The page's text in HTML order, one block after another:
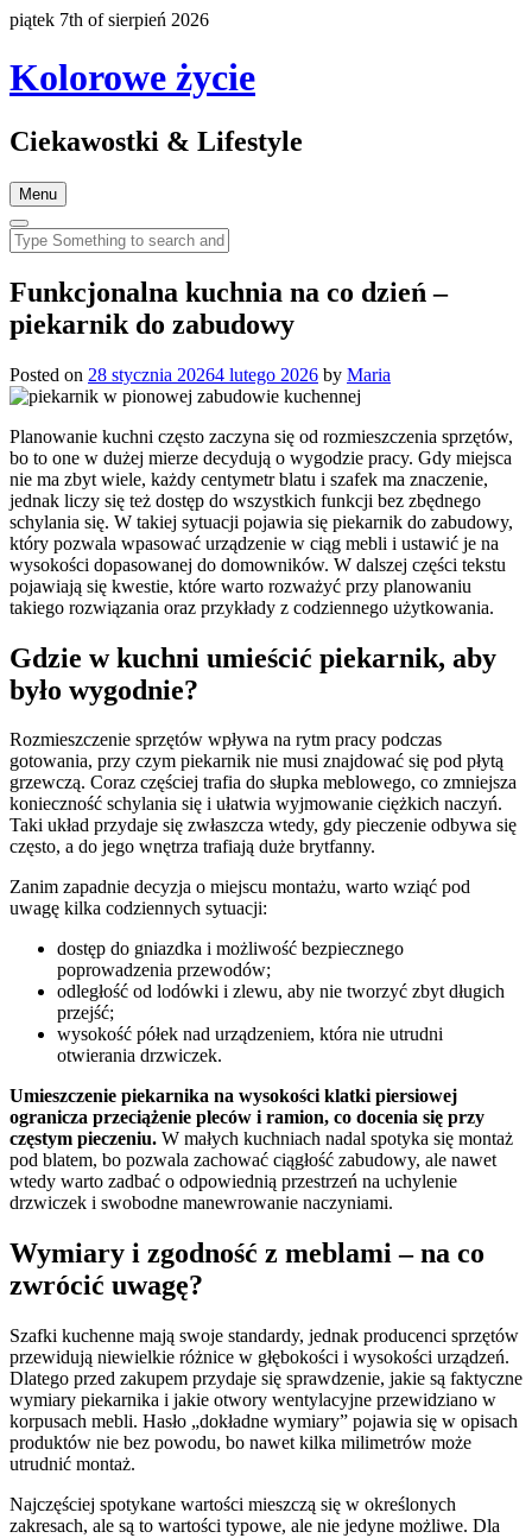
piątek 7th of sierpień 2026
Kolorowe życie
Ciekawostki & Lifestyle
Menu
Funkcjonalna kuchnia na co dzień –
piekarnik do zabudowy
Posted on 28 stycznia 20264 lutego 2026 by Maria
Planowanie kuchni często zaczyna się od rozmieszczenia sprzętów,
bo to one w dużej mierze decydują o wygodzie pracy. Gdy miejsca
nie ma zbyt wiele, każdy centymetr blatu i szafek ma znaczenie,
jednak liczy się też dostęp do wszystkich funkcji bez zbędnego
schylania się. W takiej sytuacji pojawia się piekarnik do zabudowy,
który pozwala wpasować urządzenie w ciąg mebli i ustawić je na
wysokości dopasowanej do domowników. W dalszej części tekstu
pojawiają się kwestie, które warto rozważyć przy planowaniu
takiego rozwiązania oraz przykłady z codziennego użytkowania.
Gdzie w kuchni umieścić piekarnik, aby
było wygodnie?
Rozmieszczenie sprzętów wpływa na rytm pracy podczas
gotowania, przy czym piekarnik nie musi znajdować się pod płytą
grzewczą. Coraz częściej trafia do słupka meblowego, co zmniejsza
konieczność schylania się i ułatwia wyjmowanie ciężkich naczyń.
Taki układ przydaje się zwłaszcza wtedy, gdy pieczenie odbywa się
często, a do jego wnętrza trafiają duże brytfanny.
Zanim zapadnie decyzja o miejscu montażu, warto wziąć pod
uwagę kilka codziennych sytuacji:
dostęp do gniazdka i możliwość bezpiecznego
poprowadzenia przewodów;
odległość od lodówki i zlewu, aby nie tworzyć zbyt długich
przejść;
wysokość półek nad urządzeniem, która nie utrudni
otwierania drzwiczek.
Umieszczenie piekarnika na wysokości klatki piersiowej
ogranicza przeciążenie pleców i ramion, co docenia się przy
częstym pieczeniu. W małych kuchniach nadal spotyka się montaż
pod blatem, bo pozwala zachować ciągłość zabudowy, ale nawet
wtedy warto zadbać o odpowiednią przestrzeń na uchylenie
drzwiczek i swobodne manewrowanie naczyniami.
Wymiary i zgodność z meblami – na co
zwrócić uwagę?
Szafki kuchenne mają swoje standardy, jednak producenci sprzętów
przewidują niewielkie różnice w głębokości i wysokości urządzeń.
Dlatego przed zakupem przydaje się sprawdzenie, jakie są faktyczne
wymiary piekarnika i jakie otwory wentylacyjne przewidziano w
korpusach mebli. Hasło „dokładne wymiary” pojawia się w opisach
produktów nie bez powodu, bo nawet kilka milimetrów może
utrudnić montaż.
Najczęściej spotykane wartości mieszczą się w określonych
zakresach, ale są to wartości typowe, ale nie jedyne możliwe. Dla